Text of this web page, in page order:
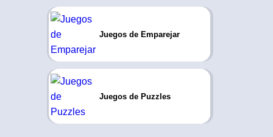
Juegos de Emparejar
Juegos de Puzzles